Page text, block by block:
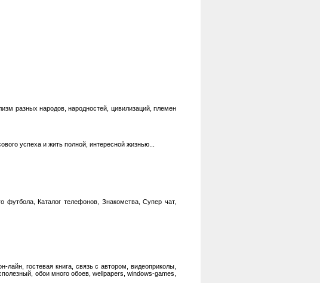
разных народов, народностей, цивилизаций, племен
успеха и жить полной, интересной жизнью...
Каталог телефонов, Знакомства, Супер чат,
гостевая книга, связь с автором, видеоприколы,
обои много обоев, wellpapers, windows-games,